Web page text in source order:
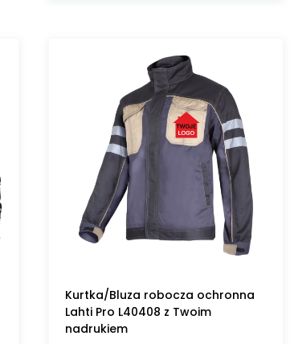
Kurtka/Bluza robocza ochronna
Lahti Pro L40408 z Twoim
nadrukiem